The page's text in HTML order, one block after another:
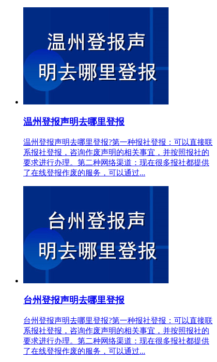
温州登报声明去哪里登报
温州登报声明去哪里登报?第一种报社登报：可以直接联
系报社登报，咨询作废声明的相关事宜，并按照报社的
要求进行办理。第二种网络渠道：现在很多报社都提供
了在线登报作废的服务，可以通过...
台州登报声明去哪里登报
台州登报声明去哪里登报?第一种报社登报：可以直接联
系报社登报，咨询作废声明的相关事宜，并按照报社的
要求进行办理。第二种网络渠道：现在很多报社都提供
了在线登报作废的服务，可以通过...